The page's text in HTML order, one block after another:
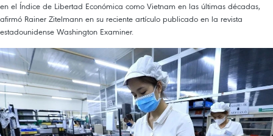
en el Índice de Libertad Económica como Vietnam en las últimas décadas,
afirmó Rainer Zitelmann en su reciente artículo publicado en la revista
estadounidense Washington Examiner.